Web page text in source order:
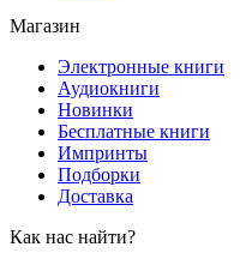
Магазин
Электронные книги
Аудиокниги
Новинки
Бесплатные книги
Импринты
Подборки
Доставка
Как нас найти?